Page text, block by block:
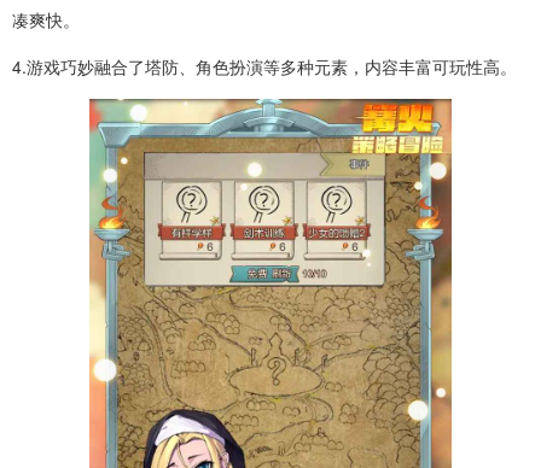
凑爽快。
4.游戏巧妙融合了塔防、角色扮演等多种元素，内容丰富可玩性高。